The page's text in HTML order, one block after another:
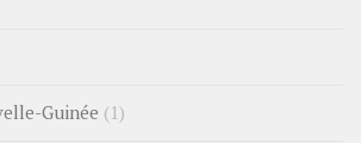
Guinée (1)